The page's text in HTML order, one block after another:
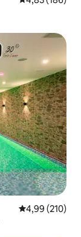
4,99 (210)